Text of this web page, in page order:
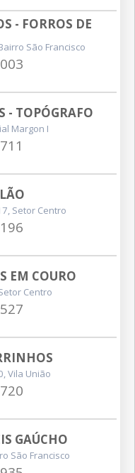
- FORROS DE
São Francisco
- TOPÓGRAFO
Margon I
Setor Centro
EM COURO
Centro
Vila União
GAÚCHO
São Francisco